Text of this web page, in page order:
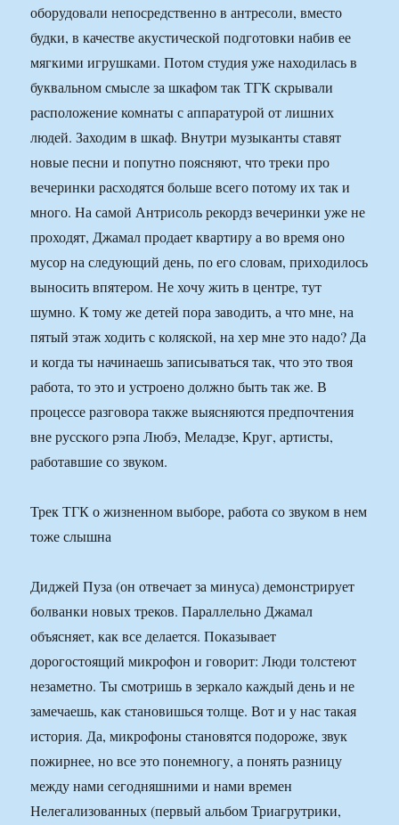
оборудовали непосредственно в антресоли, вместо
будки, в качестве акустической подготовки набив ее
мягкими игрушками. Потом студия уже находилась в
буквальном смысле за шкафом так ТГК скрывали
расположение комнаты с аппаратурой от лишних
людей. Заходим в шкаф. Внутри музыканты ставят
новые песни и попутно поясняют, что треки про
вечеринки расходятся больше всего потому их так и
много. На самой Антрисоль рекордз вечеринки уже не
проходят, Джамал продает квартиру а во время оно
мусор на следующий день, по его словам, приходилось
выносить впятером. Не хочу жить в центре, тут
шумно. К тому же детей пора заводить, а что мне, на
пятый этаж ходить с коляской, на хер мне это надо? Да
и когда ты начинаешь записываться так, что это твоя
работа, то это и устроено должно быть так же. В
процессе разговора также выясняются предпочтения
вне русского рэпа Любэ, Меладзе, Круг, артисты,
работавшие со звуком.
Трек ТГК о жизненном выборе, работа со звуком в нем
тоже слышна
Диджей Пуза (он отвечает за минуса) демонстрирует
болванки новых треков. Параллельно Джамал
объясняет, как все делается. Показывает
дорогостоящий микрофон и говорит: Люди толстеют
незаметно. Ты смотришь в зеркало каждый день и не
замечаешь, как становишься толще. Вот и у нас такая
история. Да, микрофоны становятся подороже, звук
пожирнее, но все это понемногу, а понять разницу
между нами сегодняшними и нами времен
Нелегализованных (первый альбом Триагрутрики,